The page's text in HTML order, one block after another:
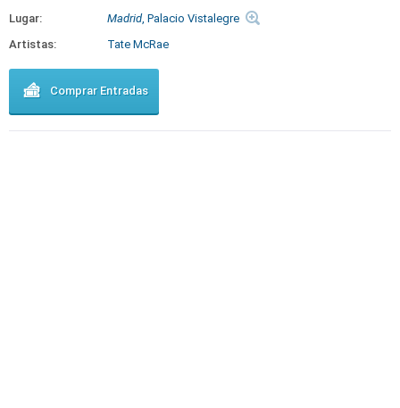
Lugar:
Madrid, Palacio Vistalegre
Artistas:
Tate McRae
Comprar Entradas